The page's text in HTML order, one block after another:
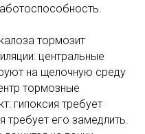
тормозит
центральные
на щелочную среду
тормозные
гипоксия требует
требует его замедлить.